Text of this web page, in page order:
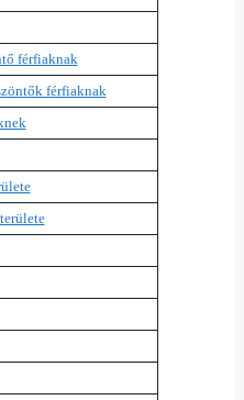
férfiaknak
férfiaknak